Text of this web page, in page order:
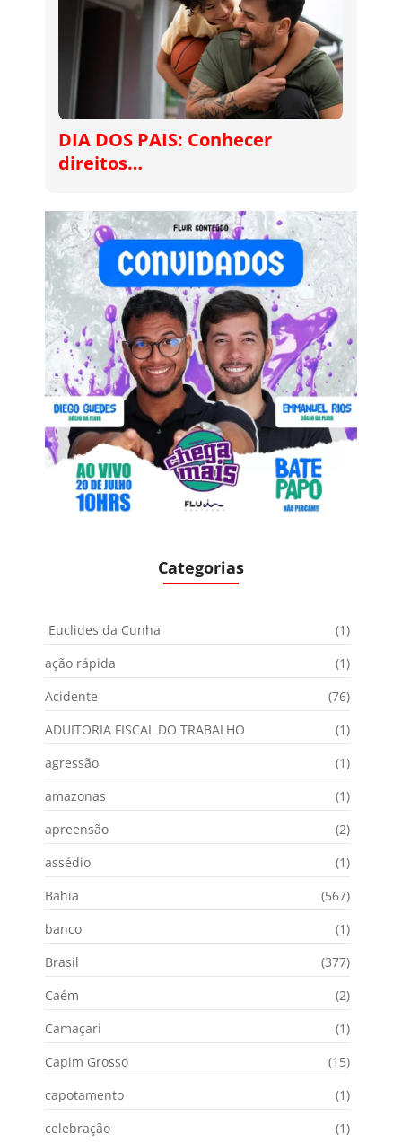
DIA DOS PAIS: Conhecer
direitos…
Categorias
Euclides da Cunha
(1)
ação rápida
(1)
Acidente
(76)
ADUITORIA FISCAL DO TRABALHO
(1)
agressão
(1)
amazonas
(1)
apreensão
(2)
assédio
(1)
Bahia
(567)
banco
(1)
Brasil
(377)
Caém
(2)
Camaçari
(1)
Capim Grosso
(15)
capotamento
(1)
celebração
(1)